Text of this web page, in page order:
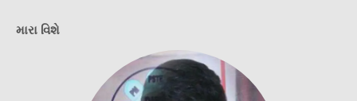
મારા વિશે